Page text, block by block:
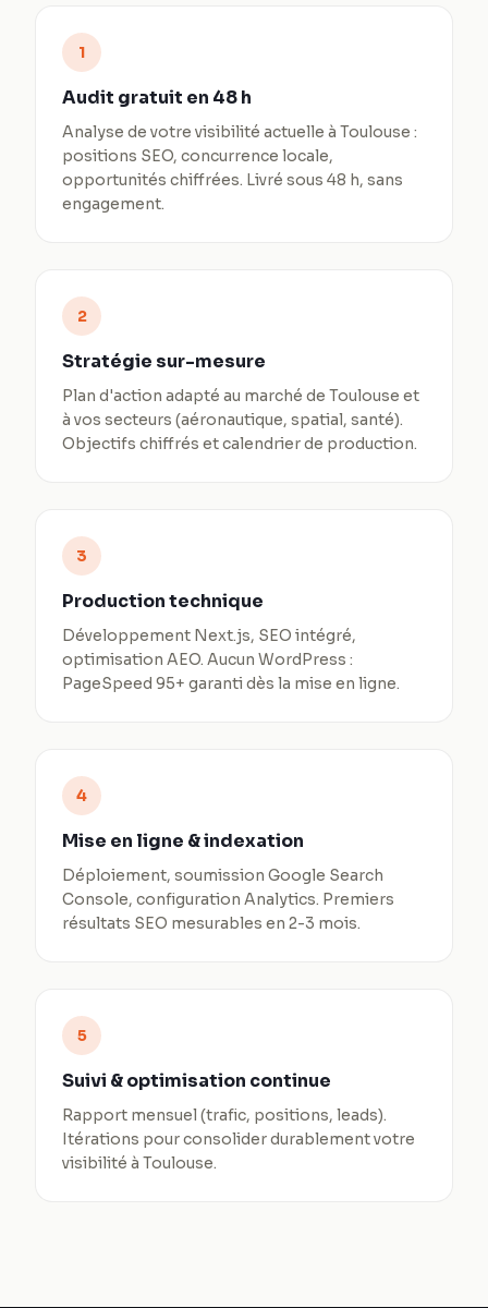
1
Audit gratuit en 48 h
Analyse de votre visibilité actuelle à Toulouse :
positions SEO, concurrence locale,
opportunités chiffrées. Livré sous 48 h, sans
engagement.
2
Stratégie sur-mesure
Plan d'action adapté au marché de Toulouse et
à vos secteurs (aéronautique, spatial, santé).
Objectifs chiffrés et calendrier de production.
3
Production technique
Développement Next.js, SEO intégré,
optimisation AEO. Aucun WordPress :
PageSpeed 95+ garanti dès la mise en ligne.
4
Mise en ligne & indexation
Déploiement, soumission Google Search
Console, configuration Analytics. Premiers
résultats SEO mesurables en 2-3 mois.
5
Suivi & optimisation continue
Rapport mensuel (trafic, positions, leads).
Itérations pour consolider durablement votre
visibilité à Toulouse.